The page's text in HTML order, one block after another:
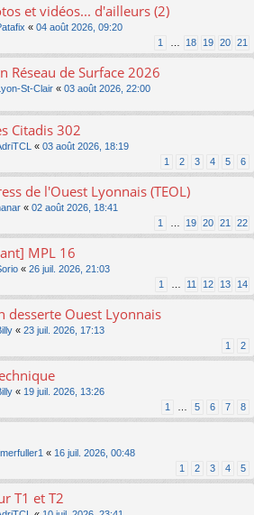
et vidéos... d'ailleurs (2)
« 04 août 2026, 09:20
1 18 19 20 21
Réseau de Surface 2026
St-Clair « 03 août 2026, 22:00
Citadis 302
« 03 août 2026, 18:19
1 2 3 4 5 6
de l'Ouest Lyonnais (TEOL)
« 02 août 2026, 18:41
1 19 20 21 22
MPL 16
« 26 juil. 2026, 21:03
1 11 12 13 14
desserte Ouest Lyonnais
« 23 juil. 2026, 17:13
1 2
« 19 juil. 2026, 13:26
1 5 6 7 8
« 16 juil. 2026, 00:48
1 2 3 4 5
T1 et T2